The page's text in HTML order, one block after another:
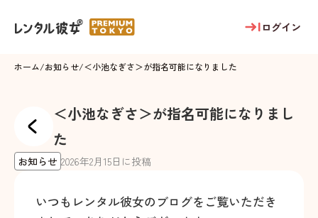
ログイン
ホーム/お知らせ/＜小池なぎさ＞が指名可能になりました
＜小池なぎさ＞が指名可能になりまし
た
お知らせ 2026年2月 15日に投稿
いつもレンタル彼女のブログをご覧いただき